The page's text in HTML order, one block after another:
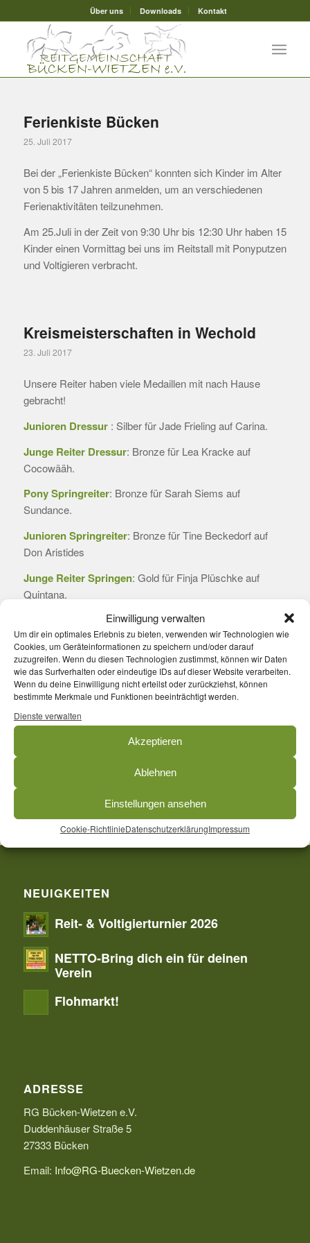
Einwilligung verwalten
Um dir ein optimales Erlebnis zu bieten, verwenden wir Technologien wie
Cookies, um Geräteinformationen zu speichern und/oder darauf
zuzugreifen. Wenn du diesen Technologien zustimmst, können wir Daten
wie das Surfverhalten oder eindeutige IDs auf dieser Website verarbeiten.
Wenn du deine Einwilligung nicht erteilst oder zurückziehst, können
bestimmte Merkmale und Funktionen beeinträchtigt werden.
Dienste verwalten
Akzeptieren
Ablehnen
Einstellungen ansehen
Cookie-RichtlinieDatenschutzerklärungImpressum
Über uns Downloads Kontakt
Ferienkiste Bücken
25. Juli 2017
Bei der „Ferienkiste Bücken“ konnten sich Kinder im Alter
von 5 bis 17 Jahren anmelden, um an verschiedenen
Ferienaktivitäten teilzunehmen.
Am 25.Juli in der Zeit von 9:30 Uhr bis 12:30 Uhr haben 15
Kinder einen Vormittag bei uns im Reitstall mit Ponyputzen
und Voltigieren verbracht.
Kreismeisterschaften in Wechold
23. Juli 2017
Unsere Reiter haben viele Medaillen mit nach Hause
gebracht!
Junioren Dressur: Silber für Jade Frieling auf Carina.
Junge Reiter Dressur: Bronze für Lea Kracke auf
Cocowääh.
Pony Springreiter: Bronze für Sarah Siems auf
Sundance.
Junioren Springreiter: Bronze für Tine Beckedorf auf
Don Aristides
Junge Reiter Springen: Gold für Finja Plüschke auf
Quintana.
Reiter Senioren Springen: Silber für Fritz Ottermann auf
Lorocachi.
Wanderstandarte:
Bronze für Jade Frieling auf Carina, Tine Beckedorf auf
Don Aristides, Lena Schwier auf Whitney und Lea Kracke
auf Cocowääh. Mannschaftsführer war Jan Frieling.
Herzlichen Glückwunsch an alle!
NEUIGKEITEN
Reit- & Voltigierturnier 2026
NETTO-Bring dich ein für deinen
Verein
Flohmarkt!
ADRESSE
RG Bücken-Wietzen e.V.
Duddenhäuser Straße 5
27333 Bücken
Email: Info@RG-Buecken-Wietzen.de